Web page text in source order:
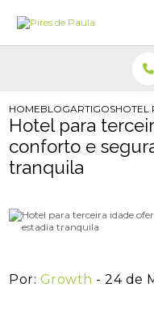
HOMEBLOGARTIGOSHOTEL
Hotel para
conforto e
tranquila
Por: Growth - 24 de